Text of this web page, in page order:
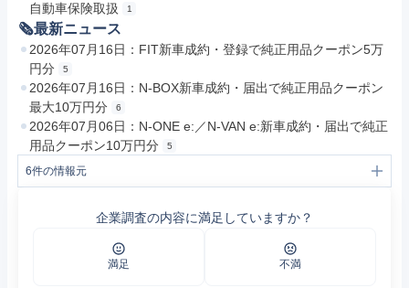
自動車保険取扱
1
🗞最新ニュース
2026年07月16日：FIT新車成約・登録で純正用品クーポン5万
円分
5
2026年07月16日：N-BOX新車成約・届出で純正用品クーポン
最大10万円分
6
2026年07月06日：N-ONE e:／N-VAN e:新車成約・届出で純正
用品クーポン10万円分
5
6件の情報元
店舗別一覧 | 展示車・試乗車 | Honda Cars 静岡
Honda Cars 静岡 - 静岡県のHondaディーラー
企業調査の内容に満足していますか？
満足 不満